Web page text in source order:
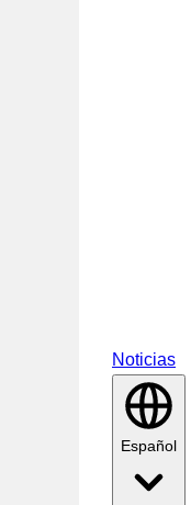
Noticias
Español